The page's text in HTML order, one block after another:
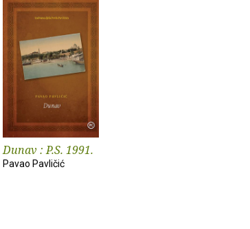
Dunav : P.S. 1991.
Pavao Pavličić